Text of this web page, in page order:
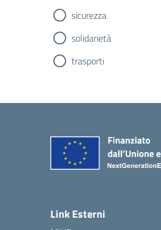
sicurezza
solidarietà
trasporti
Link Esterni